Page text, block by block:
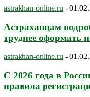
astrakhan-online.ru -
Астраханцам
труднее оформить
astrakhan-online.ru -
С 2026 года в
правила